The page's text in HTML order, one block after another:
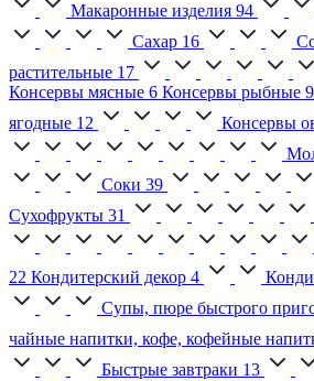
Макаронные изделия 94
Сахар 16
растительные 17
Консервы мясные 6 Консервы рыбные 9
ягодные 12 Консервы
Соки 39
Сухофрукты 31
22 Кондитерский декор 4
Супы, пюре быстрого
чайные напитки, кофе, кофейные
Быстрые завтраки 13